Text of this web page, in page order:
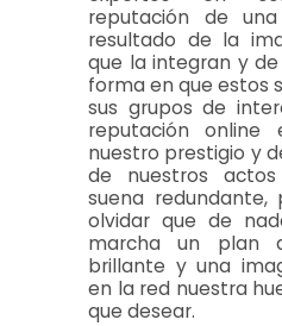
reputación de
resultado de la
que la integran y
forma en que estos
sus grupos de
reputación
nuestro prestigio y
de nuestros
suena
olvidar que de
marcha un plan
brillante y una
en la red nuestra
que desear.